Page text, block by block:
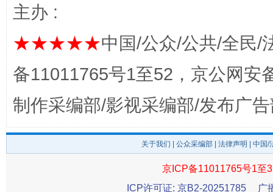
主办 :
★★★★★中国/公众/公共/全民/
备11011765号1至52，京公网安
制作采编部/影视采编部/发布广
关于我们 公众采编部 法律声明 | 中国
京ICP备11011765号1至
ICP许可证: 京B2-20251785
广